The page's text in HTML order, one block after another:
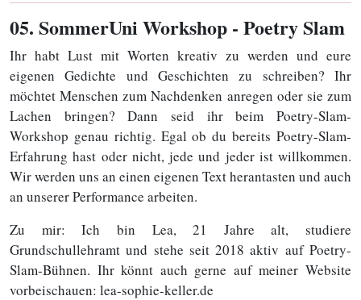
05. SommerUni Workshop - Poetry Slam
Ihr habt Lust mit Worten kreativ zu werden und eure
eigenen Gedichte und Geschichten zu schreiben? Ihr
möchtet Menschen zum Nachdenken anregen oder sie zum
Lachen bringen? Dann seid ihr beim Poetry-Slam-
Workshop genau richtig. Egal ob du bereits Poetry-Slam-
Erfahrung hast oder nicht, jede und jeder ist willkommen.
Wir werden uns an einen eigenen Text herantasten und auch
an unserer Performance arbeiten.
Zu mir: Ich bin Lea, 21 Jahre alt, studiere
Grundschullehramt und stehe seit 2018 aktiv auf Poetry-
Slam-Bühnen. Ihr könnt auch gerne auf meiner Website
vorbeischauen: lea-sophie-keller.de